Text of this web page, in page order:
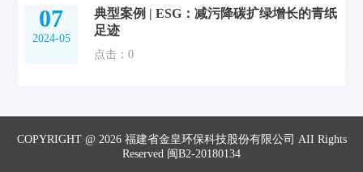
07
2024-05
典型案例 | ESG：减污降碳扩绿增长的青纸
足迹
点击：0
COPYRIGHT @ 2026 福建省金皇环保科技股份有限公司 AII Rights
Reserved 闽B2-20180134